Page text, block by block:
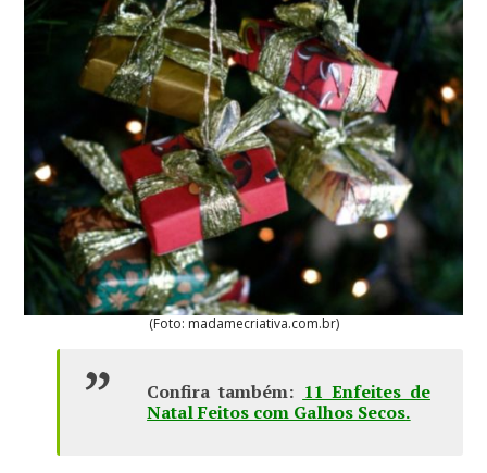
(Foto: madamecriativa.com.br)
Confira também: 11 Enfeites de
Natal Feitos com Galhos Secos.